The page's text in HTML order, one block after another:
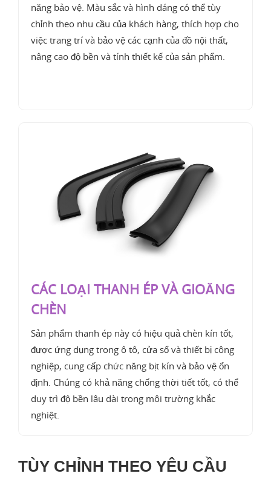
năng bảo vệ. Màu sắc và hình dáng có thể tùy
chỉnh theo nhu cầu của khách hàng, thích hợp cho
việc trang trí và bảo vệ các cạnh của đồ nội thất,
nâng cao độ bền và tính thiết kế của sản phẩm.
CÁC LOẠI THANH ÉP VÀ GIOĂNG
CHÈN
Sản phẩm thanh ép này có hiệu quả chèn kín tốt,
được ứng dụng trong ô tô, cửa sổ và thiết bị công
nghiệp, cung cấp chức năng bịt kín và bảo vệ ổn
định. Chúng có khả năng chống thời tiết tốt, có thể
duy trì độ bền lâu dài trong môi trường khắc
nghiệt.
TÙY CHỈNH THEO YÊU CẦU